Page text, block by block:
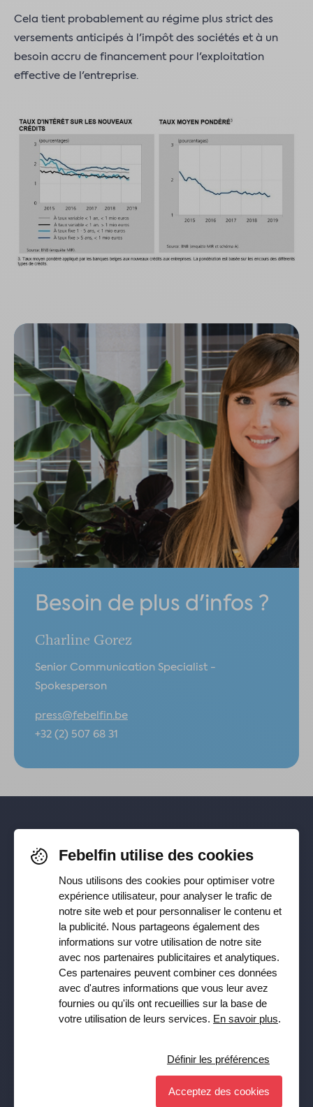
Cela tient probablement au régime plus strict des
versements anticipés à l'impôt des sociétés et à un
besoin accru de financement pour l'exploitation
effective de l'entreprise.
Besoin de plus d'infos ?
Charline Gorez
Senior Communication Specialist -
Spokesperson
press@febelfin.be
+32 (2) 507 68 31
Pour rester informé-e de nos
dernières actualités, suivez-nous sur
Facebook,TikTok,X,LinkedIn&
Instagram
Recevez notre newsletter
Souscrire
Febelfin utilise des cookies
Nous utilisons des cookies pour optimiser votre
expérience utilisateur, pour analyser le trafic de
notre site web et pour personnaliser le contenu et
la publicité. Nous partageons également des
informations sur votre utilisation de notre site
avec nos partenaires publicitaires et analytiques.
Ces partenaires peuvent combiner ces données
avec d'autres informations que vous leur avez
fournies ou qu'ils ont recueillies sur la base de
votre utilisation de leurs services. En savoir plus.
Définir les préférences
Acceptez des cookies